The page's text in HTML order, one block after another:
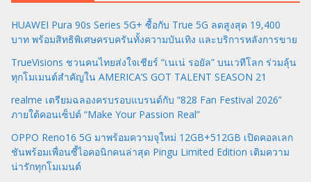
HUAWEI Pura 90s Series 5G+ ซื้อกับ True 5G ลดสูงสุด 19,400
บาท พร้อมสิทธิพิเศษครบครันทั้งความบันเทิง และบริการหลังการขาย
TrueVisions ชวนคนไทยส่งใจเชียร์ “เนเน่ รอยัล” บนเวทีโลก ร่วมลุ้น
ทุกโมเมนต์สำคัญใน AMERICA’S GOT TALENT SEASON 21
realme เตรียมฉลองครบรอบแบรนด์กับ “828 Fan Festival 2026”
ภายใต้คอนเซ็ปต์ “Make Your Passion Real”
OPPO Reno16 5G มาพร้อมความจุใหม่ 12GB+512GB เปิดคอลเลก
ชันพร้อมเพื่อนซี้ไอคอนิกคนล่าสุด Pingu Limited Edition เติมความ
น่ารักทุกโมเมนต์